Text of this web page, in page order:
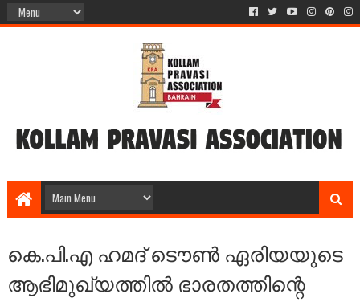
കെ.പി.എ ഹമദ് ടൌൺ ഏരിയയുടെ
ആഭിമുഖ്യത്തിൽ ഭാരതത്തിന്റെ